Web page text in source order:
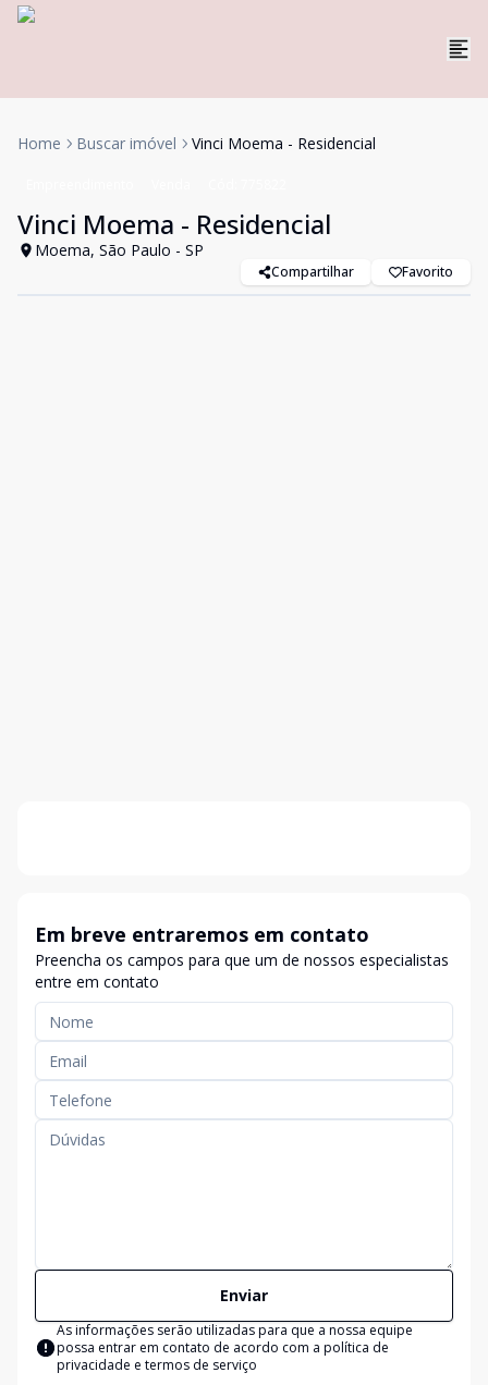
Home Buscar imóvel Vinci Moema - Residencial
Vinci Moema - Residencial
Moema, São Paulo - SP
Compartilhar Favorito
Em breve entraremos em contato
Preencha os campos para que um de nossos especialistas
entre em contato
Enviar
As informações serão utilizadas para que a nossa equipe
possa entrar em contato de acordo com a política de
privacidade e termos de serviço